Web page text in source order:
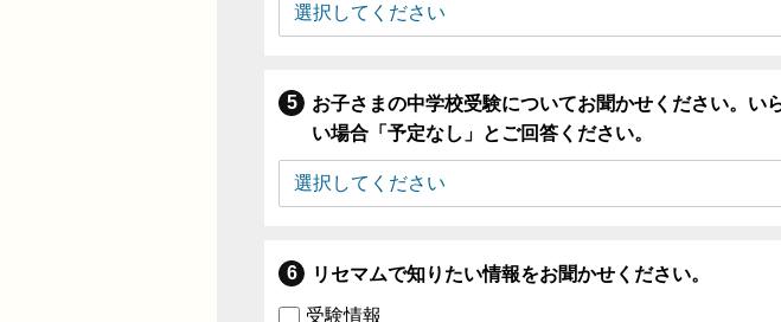
お子さまの中学校受験についてお聞かせください。い
い場合「予定なし」とご回答ください。
リセマムで知りたい情報をお聞かせください。
受験情報